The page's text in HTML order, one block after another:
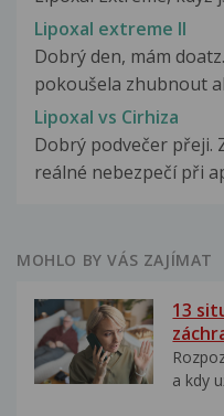
Lipoxal extreme II
Dobrý den, mám
pokoušela zhubnout
Lipoxal vs Cirhiza
Dobrý podvečer přeji.
reálné nebezpečí při
MOHLO BY VÁS ZAJÍMAT
13
a kdy